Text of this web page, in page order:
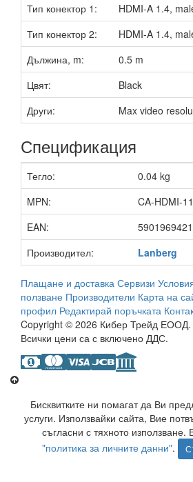
Тип конектор 1:
HDMI-A 1.4,
Тип конектор 2:
HDMI-A 1.4,
Дължина, m:
0.5 m
Цвят:
Black
Други:
Max video
Спецификация
Тегло:
0.04 kg
MPN:
CA-HDMI-
EAN:
Производител:
Lanberg
Плащане и доставка Сервизи
ползване Производители Карта на
профил Редактирай поръчката
Copyright © 2026 Кибер Трейд ЕООД.
Всички цени са с включено ДДС.
Бисквитките ни помагат да Ви
услуги. Използвайки сайта, Вие
съгласни с тяхното използване.
"политика за личните данни".